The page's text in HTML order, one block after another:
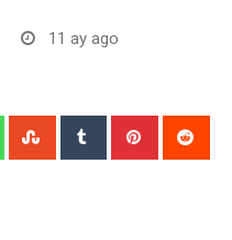
11 ay ago
WhatsappStumbleUpon
Tumblr Pinterest